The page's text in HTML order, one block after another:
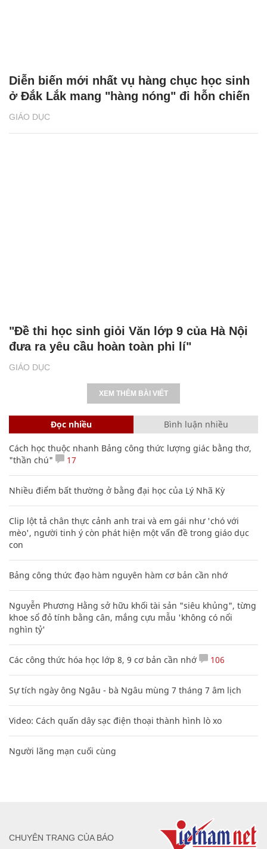
GIÁO DỤC
Diễn biến mới nhất vụ hàng chục học sinh
ở Đắk Lắk mang "hàng nóng" đi hỗn chiến
GIÁO DỤC
"Đề thi học sinh giỏi Văn lớp 9 của Hà Nội
đưa ra yêu cầu hoàn toàn phi lí"
XEM THÊM BÀI VIẾT
Đọc nhiều Bình luận nhiều
Cách học thuộc nhanh Bảng công thức lượng giác bằng thơ,
"thần chú"
17
Nhiều điểm bất thường ở bằng đại học của Lý Nhã Kỳ
Clip lột tả chân thực cảnh anh trai và em gái như 'chó với
mèo', người tinh ý còn phát hiện một vấn đề trong giáo dục
con
Bảng công thức đạo hàm nguyên hàm cơ bản cần nhớ
Nguyễn Phương Hằng sở hữu khối tài sản "siêu khủng", từng
khoe sổ đỏ tính bằng cân, mắng cựu mẫu 'không có nổi
nghìn tỷ'
Các công thức hóa học lớp 8, 9 cơ bản cần nhớ 106
Sự tích ngày ông Ngâu - bà Ngâu mùng 7 tháng 7 âm lịch
Video: Cách quấn dây sạc điện thoại thành hình lò xo
Người lãng mạn cuối cùng
CHUYÊN TRANG CỦA BÁO